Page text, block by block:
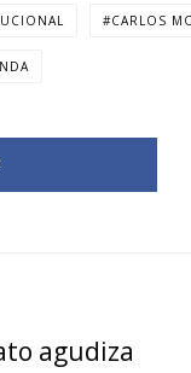
CARLOS
agudiza